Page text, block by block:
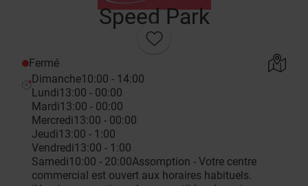
Speed Park
Fermé
Dimanche10:00 - 14:00
Lundi13:00 - 00:00
Mardi13:00 - 00:00
Mercredi13:00 - 00:00
Jeudi13:00 - 1:00
Vendredi13:00 - 1:00
Samedi10:00 - 20:00Assomption - Votre centre
commercial est ouvert aux horaires habituels.